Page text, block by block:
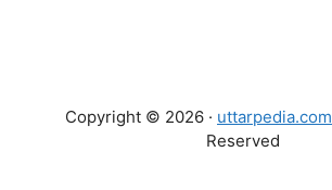
Copyright © 2026 · uttarpedia.com
Reserved